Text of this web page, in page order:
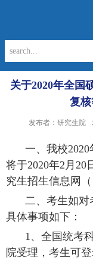
关于2020年全国
复
发布者：研究生院
一、我校2020
将于2020年2 月 20
究生招生信息网（
二、考生如对
具体事项如下：
1、全国统考
院受理，考生可